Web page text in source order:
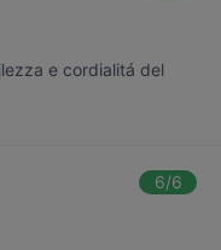
e cordialitá del
6/6